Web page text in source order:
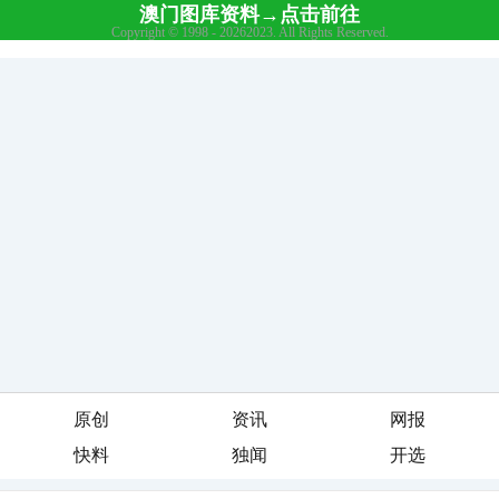
原创 资讯
网报
快料 独闻 开选